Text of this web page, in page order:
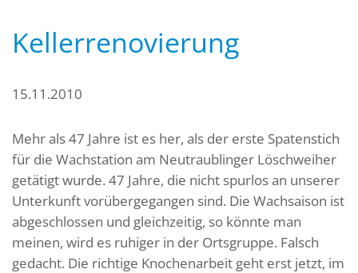
Kellerrenovierung
15.11.2010
Mehr als 47 Jahre ist es her, als der erste Spatenstich
für die Wachstation am Neutraublinger Löschweiher
getätigt wurde. 47 Jahre, die nicht spurlos an unserer
Unterkunft vorübergegangen sind. Die Wachsaison ist
abgeschlossen und gleichzeitig, so könnte man
meinen, wird es ruhiger in der Ortsgruppe. Falsch
gedacht. Die richtige Knochenarbeit geht erst jetzt, im